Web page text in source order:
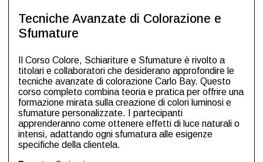
Tecniche Avanzate di Colorazione e
Sfumature
Il Corso Colore, Schiariture e Sfumature è rivolto a
titolari e collaboratori che desiderano approfondire le
tecniche avanzate di colorazione Carlo Bay. Questo
corso completo combina teoria e pratica per offrire una
formazione mirata sulla creazione di colori luminosi e
sfumature personalizzate. I partecipanti
apprenderanno come ottenere effetti di luce naturali o
intensi, adattando ogni sfumatura alle esigenze
specifiche della clientela.